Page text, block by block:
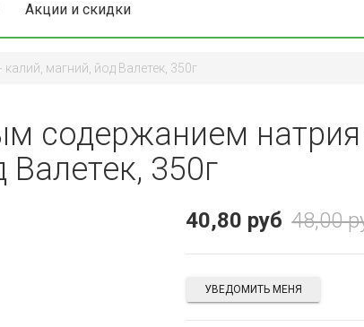
Акции и скидки
магний, йод Валетек, 350г
содержанием
Валетек, 350г
48,00
40,80 руб
УВЕДОМИТЬ МЕНЯ